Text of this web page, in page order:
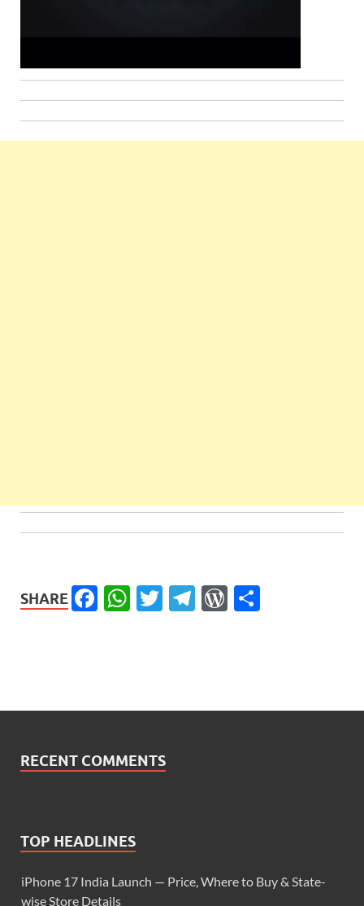
SHARE Facebook
WhatsApp
Twitter
Telegram
WordPress
RECENT COMMENTS
TOP HEADLINES
iPhone 17 India Launch — Price, Where to Buy & State-
wise Store Details